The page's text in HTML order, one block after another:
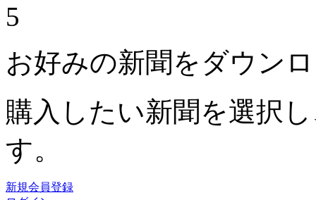
5
お好みの新聞をダウン
購入したい新聞を選択
す。
新規会員登録